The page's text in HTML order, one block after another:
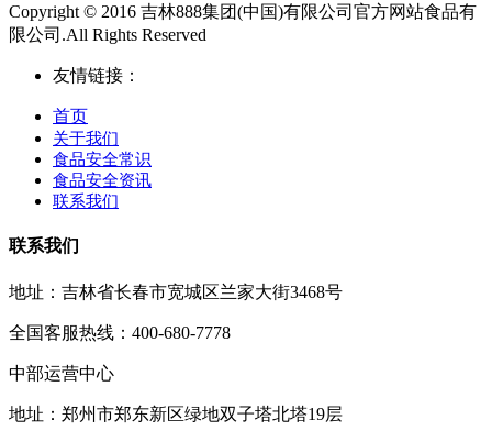
Copyright © 2016 吉林888集团(中国)有限公司官方网站食品有
限公司.All Rights Reserved
友情链接：
首页
关于我们
食品安全常识
食品安全资讯
联系我们
联系我们
地址：吉林省长春市宽城区兰家大街3468号
全国客服热线：400-680-7778
中部运营中心
地址：郑州市郑东新区绿地双子塔北塔19层